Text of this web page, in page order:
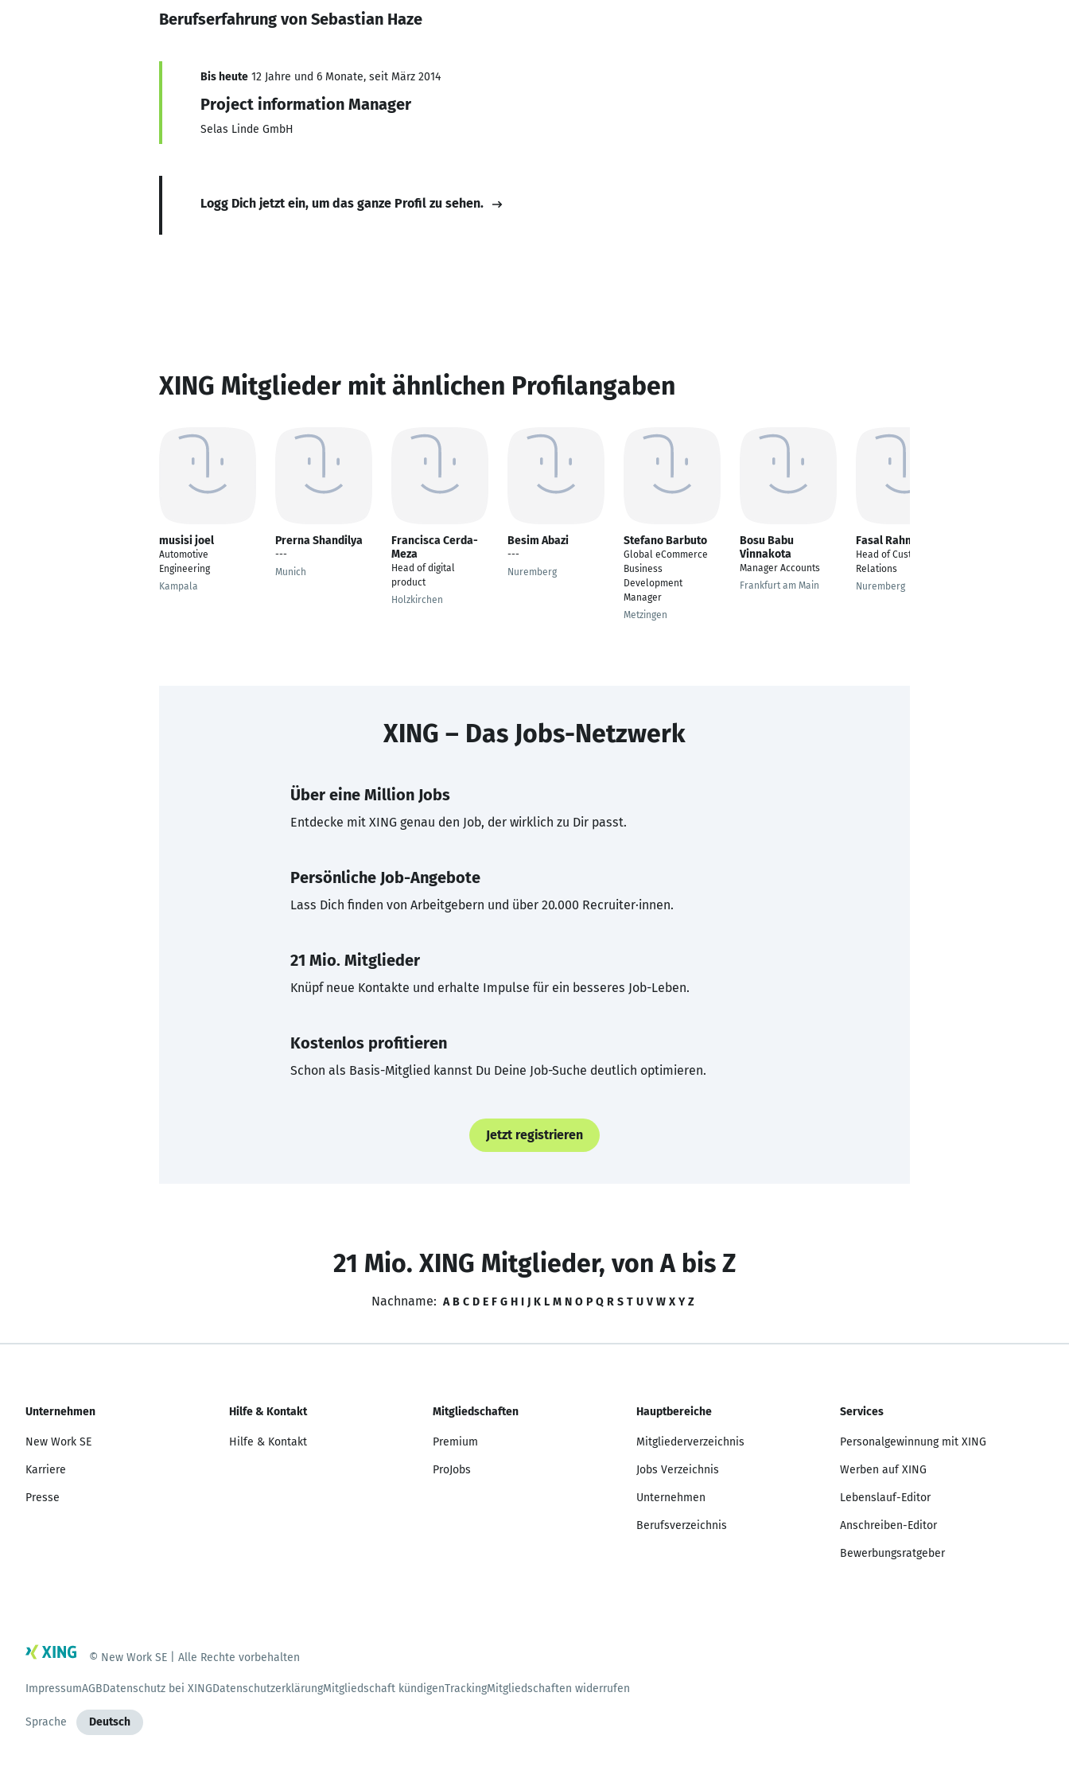
Berufserfahrung von Sebastian Haze
Bis heute 12 Jahre und 6 Monate, seit März 2014
Project information Manager
Selas Linde GmbH
Logg Dich jetzt ein, um das ganze Profil zu sehen.
XING Mitglieder mit ähnlichen Profilangaben
musisi joel
Automotive
Engineering
Kampala
Prerna Shandilya
---
Munich
Francisca Cerda-
Meza
Head of digital
product
Holzkirchen
Besim Abazi
---
Nuremberg
Stefano Barbuto
Global eCommerce
Business
Development
Manager
Metzingen
Bosu Babu
Vinnakota
Manager Accounts
Frankfurt am Main
Fasal Rahman
Head of Customer
Relations
Nuremberg
XING – Das Jobs-Netzwerk
Über eine Million Jobs
Entdecke mit XING genau den Job, der wirklich zu Dir passt.
Persönliche Job-Angebote
Lass Dich finden von Arbeitgebern und über 20.000 Recruiter·innen.
21 Mio. Mitglieder
Knüpf neue Kontakte und erhalte Impulse für ein besseres Job-Leben.
Kostenlos profitieren
Schon als Basis-Mitglied kannst Du Deine Job-Suche deutlich optimieren.
Jetzt registrieren
21 Mio. XING Mitglieder, von A bis Z
Nachname: A B C D E F G H I J K L M N O P Q R S T U V W X Y Z
Unternehmen
New Work SE
Karriere
Presse
Hilfe & Kontakt
Hilfe & Kontakt
Mitgliedschaften
Premium
ProJobs
Hauptbereiche
Mitgliederverzeichnis
Jobs Verzeichnis
Unternehmen
Berufsverzeichnis
Services
Personalgewinnung mit XING
Werben auf XING
Lebenslauf-Editor
Anschreiben-Editor
Bewerbungsratgeber
© New Work SE | Alle Rechte vorbehalten
ImpressumAGBDatenschutz bei XINGDatenschutzerklärungMitgliedschaft kündigenTrackingMitgliedschaften widerrufen
Sprache Deutsch